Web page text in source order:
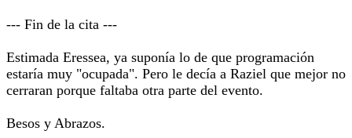
--- Fin de la cita ---
Estimada Eressea, ya suponía lo de que programación
estaría muy "ocupada". Pero le decía a Raziel que mejor no
cerraran porque faltaba otra parte del evento.
Besos y Abrazos.